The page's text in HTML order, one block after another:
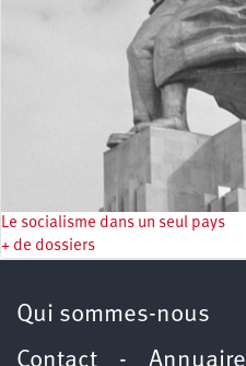
Le socialisme dans un seul pays
+ de dossiers
Qui sommes-nous